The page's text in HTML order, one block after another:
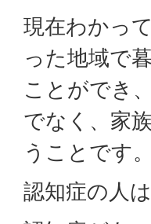
現在わかっ
った地域で
ことができ
でなく、家
うことです。
認知症の人